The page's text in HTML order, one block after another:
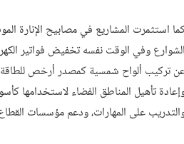
استثمرت المشاريع في مصابيح الإنارة
وفي الوقت نفسه تخفيض فواتير
تركيب ألواح شمسية كمصدر أرخص
تأهيل المناطق الفضاء لاستخدامها
على المهارات، ودعم مؤسسات